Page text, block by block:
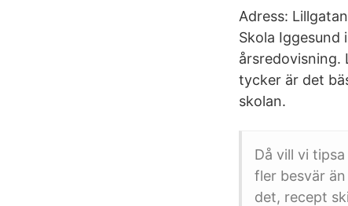
Adress:
Skola Iggesund
årsredovisning.
tycker är det
skolan.
Då vill vi
fler besvär
det, recept